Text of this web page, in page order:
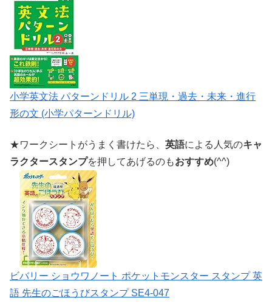
小学英文法 パターンドリル 2 三単現・過去・未来・進行
形の文 (小学パターンドリル)
★ワークシートがうまく書けたら、 英語による人気のキャ
ラクタースタンプを押してあげるのもおすすめ(^^)
ビバリー ショウワノート ポケットモンスター スタンプ 英
語 先生のごほうびスタンプ SE4-047